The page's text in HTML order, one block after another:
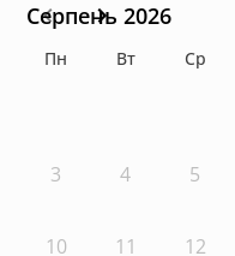
Серпень 2026
Пн Вт Ср
3 4 5
10 11 12